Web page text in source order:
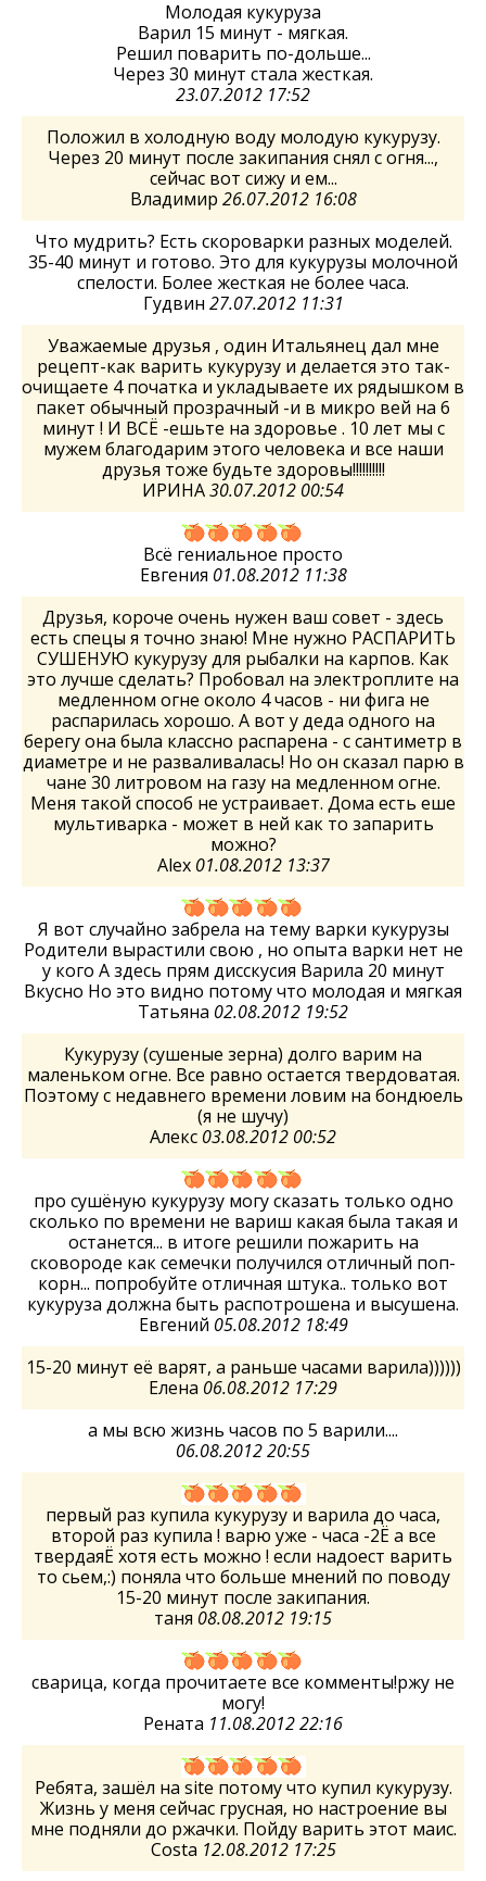
Молодая кукуруза
Варил 15 минут - мягкая.
Решил поварить по-дольше...
Через 30 минут стала жесткая.
23.07.2012 17:52
Положил в холодную воду молодую кукурузу.
Через 20 минут после закипания снял с огня...,
сейчас вот сижу и ем...
Владимир 26.07.2012 16:08
Что мудрить? Есть скороварки разных моделей.
35-40 минут и готово. Это для кукурузы молочной
спелости. Более жесткая не более часа.
Гудвин 27.07.2012 11:31
Уважаемые друзья , один Итальянец дал мне
рецепт-как варить кукурузу и делается это так-
очищаете 4 початка и укладываете их рядышком в
пакет обычный прозрачный -и в микро вей на 6
минут ! И ВСЁ -ешьте на здоровье . 10 лет мы с
мужем благодарим этого человека и все наши
друзья тоже будьте здоровы!!!!!!!!!!
ИРИНА30.07.2012 00:54
Всё гениальное просто
Евгения 01.08.2012 11:38
Друзья, короче очень нужен ваш совет - здесь
есть спецы я точно знаю! Мне нужно РАСПАРИТЬ
СУШЕНУЮ кукурузу для рыбалки на карпов. Как
это лучше сделать? Пробовал на электроплите на
медленном огне около 4 часов - ни фига не
распарилась хорошо. А вот у деда одного на
берегу она была классно распарена - с сантиметр в
диаметре и не разваливалась! Но он сказал парю в
чане 30 литровом на газу на медленном огне.
Меня такой способ не устраивает. Дома есть еше
мультиварка - может в ней как то запарить
можно?
Alex 01.08.2012 13:37
Я вот случайно забрела на тему варки кукурузы
Родители вырастили свою , но опыта варки нет не
у кого А здесь прям дисскусия Варила 20 минут
Вкусно Но это видно потому что молодая и мягкая
Татьяна 02.08.2012 19:52
Кукурузу (сушеные зерна) долго варим на
маленьком огне. Все равно остается твердоватая.
Поэтому с недавнего времени ловим на бондюель
(я не шучу)
Алекс 03.08.2012 00:52
про сушёную кукурузу могу сказать только одно
сколько по времени не вариш какая была такая и
останется... в итоге решили пожарить на
сковороде как семечки получился отличный поп-
корн... попробуйте отличная штука.. только вот
кукуруза должна быть распотрошена и высушена.
Евгений 05.08.2012 18:49
15-20 минут её варят, а раньше часами варила))))))
Елена 06.08.2012 17:29
а мы всю жизнь часов по 5 варили....
06.08.2012 20:55
первый раз купила кукурузу и варила до часа,
второй раз купила ! варю уже - часа -2Ё а все
твердаяЁ хотя есть можно ! если надоест варить
то сьем,:) поняла что больше мнений по поводу
15-20 минут после закипания.
таня 08.08.2012 19:15
сварица, когда прочитаете все комменты!ржу не
могу!
Рената 11.08.2012 22:16
Ребята, зашёл на site потому что купил кукурузу.
Жизнь у меня сейчас грусная, но настроение вы
мне подняли до ржачки. Пойду варить этот маис.
Costa 12.08.2012 17:25